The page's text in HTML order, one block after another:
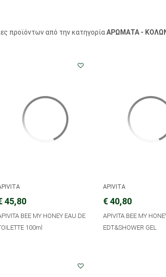
προϊόντων από την κατηγορίαΑΡΩΜΑTA -
45,80
BEE MY HONEY EAU DE
100ml
APIVITA
€ 40,80
APIVITA BEE MY
EDT&SHOWER GEL